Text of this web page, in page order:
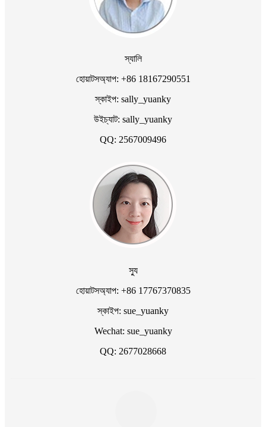
স্যালি
হোয়াটসঅ্যাপ: +86 18167290551
স্কাইপ: sally_yuanky
উইচ্যাট: sally_yuanky
QQ: 2567009496
স্যু
হোয়াটসঅ্যাপ: +86 17767370835
স্কাইপ: sue_yuanky
Wechat: sue_yuanky
QQ: 2677028668